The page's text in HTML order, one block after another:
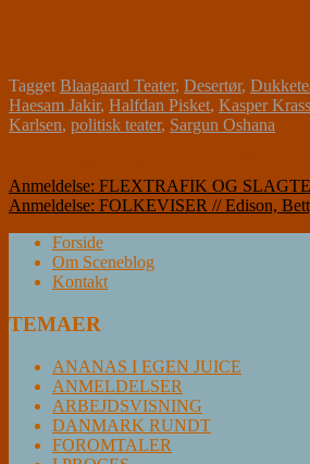
TaggetBlaagaard Teater, Desertør,
Haesam Jakir, Halfdan Pisket, Kasper
Karlsen, politisk teater, Sargun Oshana
Indlægsnavigation
Anmeldelse: FLEXTRAFIK OG
Anmeldelse: FOLKEVISER // Edison,
Forside
Om Sceneblog
Kontakt
TEMAER
ANANAS I EGEN JUICE
ANMELDELSER
ARBEJDSVISNING
DANMARK RUNDT
FOROMTALER